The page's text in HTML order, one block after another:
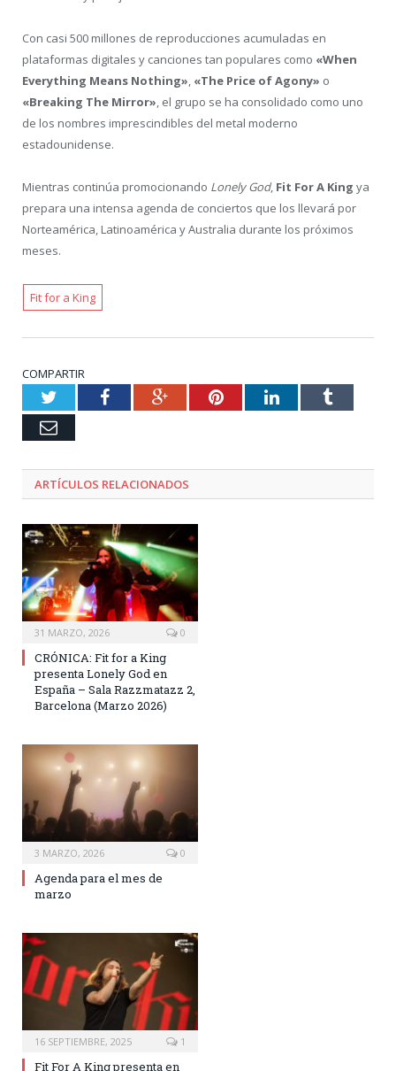
Con casi 500 millones de reproducciones acumuladas en
plataformas digitales y canciones tan populares como «When
Everything Means Nothing», «The Price of Agony» o
«Breaking The Mirror», el grupo se ha consolidado como uno
de los nombres imprescindibles del metal moderno
estadounidense.
Mientras continúa promocionando Lonely God, Fit For A King ya
prepara una intensa agenda de conciertos que los llevará por
Norteamérica, Latinoamérica y Australia durante los próximos
meses.
Fit for a King
COMPARTIR
TwitterFacebookGoogle+PinterestLinkedInTumblr
Email
ARTÍCULOS RELACIONADOS
31 MARZO, 2026 0
CRÓNICA: Fit for a King
presenta Lonely God en
España – Sala Razzmatazz 2,
Barcelona (Marzo 2026)
3 MARZO, 2026 0
Agenda para el mes de
marzo
16 SEPTIEMBRE, 2025 1
Fit For A King presenta en